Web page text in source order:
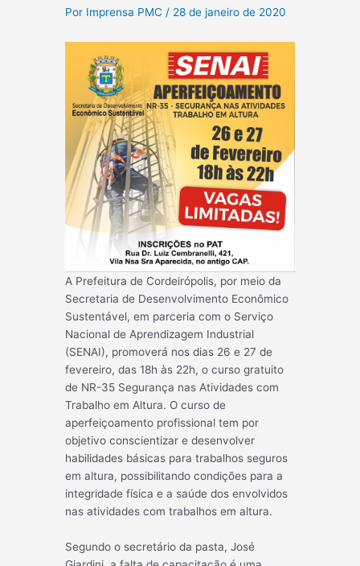
Por Imprensa PMC / 28 de janeiro de 2020
A Prefeitura de Cordeirópolis, por meio da
Secretaria de Desenvolvimento Econômico
Sustentável, em parceria com o Serviço
Nacional de Aprendizagem Industrial
(SENAI), promoverá nos dias 26 e 27 de
fevereiro, das 18h às 22h, o curso gratuito
de NR-35 Segurança nas Atividades com
Trabalho em Altura. O curso de
aperfeiçoamento profissional tem por
objetivo conscientizar e desenvolver
habilidades básicas para trabalhos seguros
em altura, possibilitando condições para a
integridade física e a saúde dos envolvidos
nas atividades com trabalhos em altura.
Segundo o secretário da pasta, José